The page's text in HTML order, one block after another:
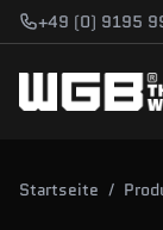
Zum Hauptinhalt
+49 (0) 9195
Startseite /